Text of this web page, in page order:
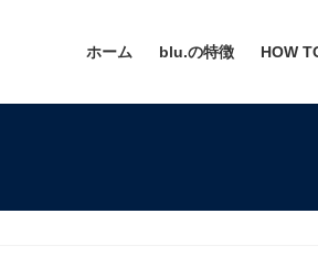
ホーム blu.の特徴 HOW